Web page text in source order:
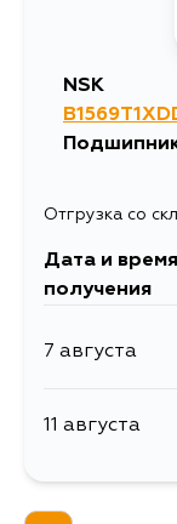
NSK
Отгрузка со
Дата и время
получения
7 августа
11 августа